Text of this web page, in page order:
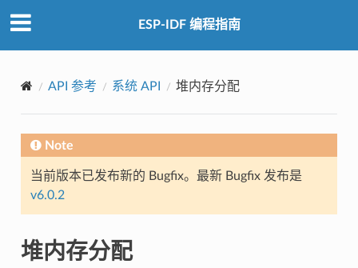
ESP-IDF 编程指南
API 参考 系统 API 堆内存分配
Note
当前版本已发布新的 Bugfix。最新 Bugfix 发布是
v6.0.2
堆内存分配